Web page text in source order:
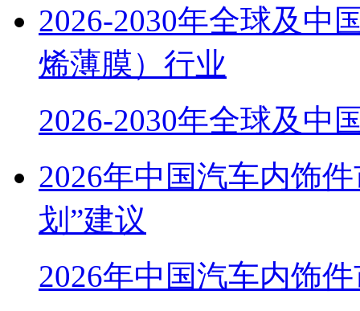
2026-2030年全球及中
烯薄膜）行业
2026-2030年全球及中
2026年中国汽车内饰
划”建议
2026年中国汽车内饰